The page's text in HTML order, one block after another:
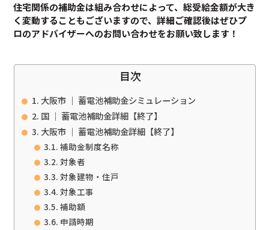
住宅関係の補助金は組み合わせによって、総受給金額が大き
く変動することもございますので、詳細ご確認後はぜひプ
ロのアドバイザーへのお問い合わせをお願い致します！
目次
大阪市 ｜ 蓄電池補助金シミュレーション
国 ｜ 蓄電池補助金詳細【終了】
大阪市 ｜ 蓄電池補助金詳細【終了】
補助金制度名称
対象者
対象建物・住戸
対象工事
補助額
申請時期